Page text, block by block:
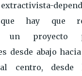
que hay que
un proyecto
desde abajo
centro, desde